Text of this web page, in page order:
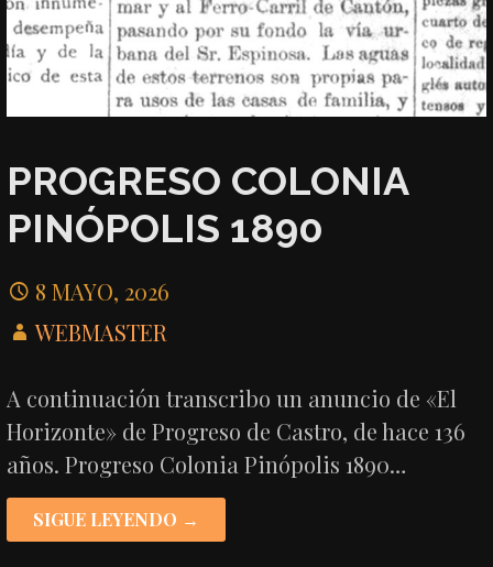
PROGRESO COLONIA
PINÓPOLIS 1890
8 MAYO, 2026
WEBMASTER
A continuación transcribo un anuncio de «El
Horizonte» de Progreso de Castro, de hace 136
años. Progreso Colonia Pinópolis 1890…
SIGUE LEYENDO →